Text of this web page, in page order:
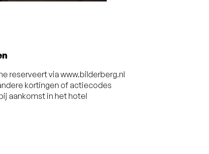
reserveert via www.bilderberg.nl
kortingen of actiecodes
aankomst in het hotel